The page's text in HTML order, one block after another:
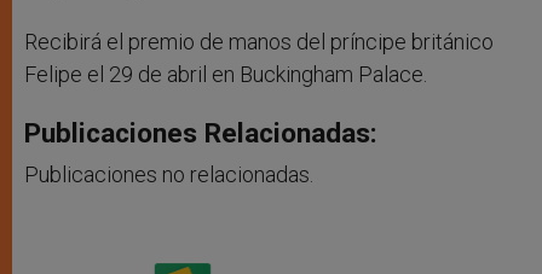
Recibirá el premio de manos del príncipe británico
Felipe el 29 de abril en Buckingham Palace.
Publicaciones Relacionadas:
Publicaciones no relacionadas.